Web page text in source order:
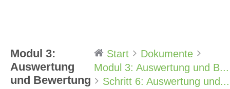
Modul 3:
Auswertung
und Bewertung
Start
Dokumente
Modul 3: Auswertung und B...
Schritt 6: Auswertung und...